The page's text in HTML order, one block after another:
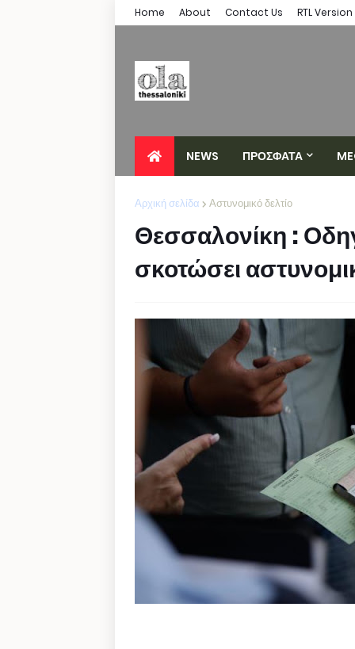
Home About Contact Us RTL Version
NEWS ΠΡΟΣΦΑΤΑ
Αρχική σελίδα Αστυνομικό δελτίο
Θεσσαλονίκη :
σκοτώσει